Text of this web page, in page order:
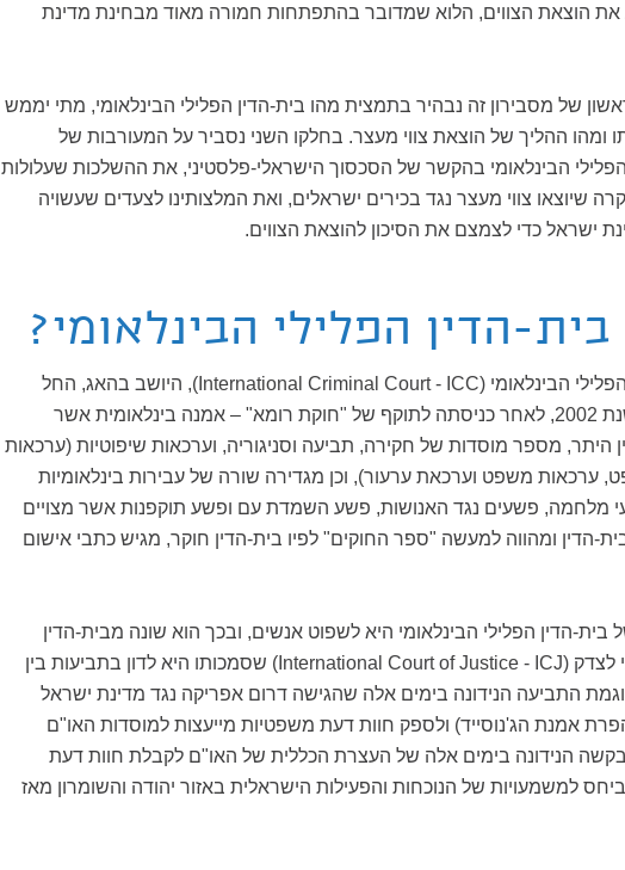
את הוצאת הצווים, הלוא שמדובר בהתפתחות חמורה מאוד מבחינת מדינת
של מסבירון זה נבהיר בתמצית מהו בית-הדין הפלילי הבינלאומי, מתי יממש
ומהו ההליך של הוצאת צווי מעצר. בחלקו השני נסביר על המעורבות של
הפלילי הבינלאומי בהקשר של הסכסוך הישראלי-פלסטיני, את ההשלכות שעלולות
שיוצאו צווי מעצר נגד בכירים ישראלים, ואת המלצותינו לצעדים שעשויה
ישראל כדי לצמצם את הסיכון להוצאת הצווים.
הדין הפלילי הבינלאומי?
בית-הדין הפלילי הבינלאומי (International Criminal Court - ICC), היושב בהאג, החל
לפעול בשנת 2002, לאחר כניסתה לתוקף של "חוקת רומא" – אמנה בינלאומית אשר
היתר, מספר מוסדות של חקירה, תביעה וסניגוריה, וערכאות שיפוטיות (ערכאות
ערכאות משפט וערכאת ערעור), וכן מגדירה שורה של עבירות בינלאומיות
מלחמה, פשעים נגד האנושות, פשע השמדת עם ופשע תוקפנות אשר מצויים
הדין ומהווה למעשה "ספר החוקים" לפיו בית-הדין חוקר, מגיש כתבי אישום
בית-הדין הפלילי הבינלאומי היא לשפוט אנשים, ובכך הוא שונה מבית-הדין
הבינלאומי לצדק (International Court of Justice - ICJ) שסמכותו היא לדון בתביעות בין
התביעה הנידונה בימים אלה שהגישה דרום אפריקה נגד מדינת ישראל
אמנת הג'נוסייד) ולספק חוות דעת משפטיות מייעצות למוסדות האו"ם
הנידונה בימים אלה של העצרת הכללית של האו"ם לקבלת חוות דעת
למשמעויות של הנוכחות והפעילות הישראלית באזור יהודה והשומרון מאז